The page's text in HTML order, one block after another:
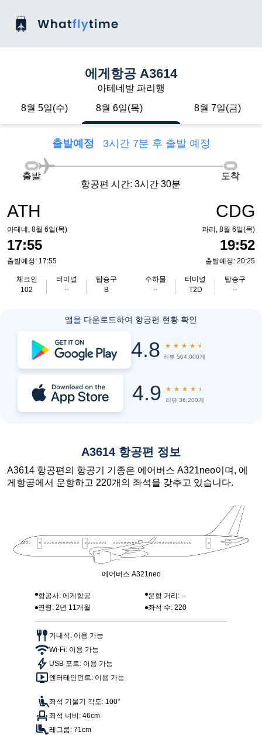
에게항공 A3614
아테네발 파리행
8월 5일(수)
8월 6일(목) 8월 7일(금)
출발예정 3시간 7분 후 출발 예정
ATH
아테네, 8월 6일(목)
17:55
출발예정: 17:55
체크인
102
터미널
--
탑승구
B
출발
항공편 시간: 3시간 30분
도착
CDG
파리, 8월 6일(목)
19:52
출발예정: 20:25
수하물
--
터미널
T2D
탑승구
--
앱을 다운로드하여 항공편 현황 확인
4.8 ★ ★ ★ ★ ★
리뷰 504,000개
4.9 ★ ★ ★ ★ ★
리뷰 36,200개
A3614 항공편 정보
A3614 항공편의 항공기 기종은 에어버스 A321neo이며, 에
게항공에서 운항하고 220개의 좌석을 갖추고 있습니다.
에어버스 A321neo
항공사: 에게항공
운항 거리: --
연령: 2년 11개월
좌석 수: 220
기내식: 이용 가능
Wi-Fi: 이용 가능
USB 포트: 이용 가능
엔터테인먼트: 이용 가능
좌석 기울기 각도: 100°
좌석 너비: 46cm
레그룸: 71cm